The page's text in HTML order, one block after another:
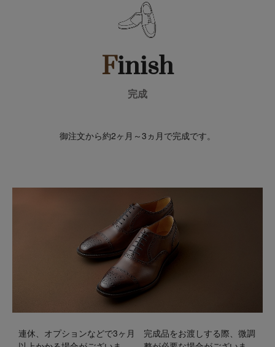
Finish
完成
御注文から約2ヶ月～3ヵ月で完成です。
連休、オプションなどで3ヶ月
完成品をお渡しする際、微調